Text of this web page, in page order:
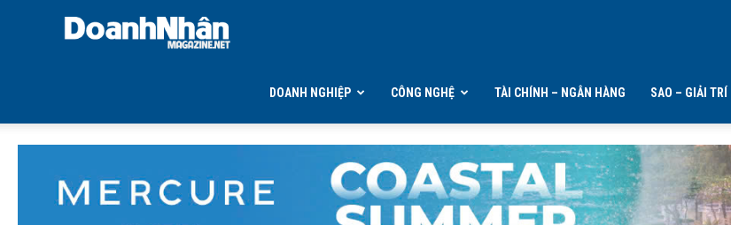
DOANH NGHIỆP CÔNG NGHỆ TÀI CHÍNH – NGÂN HÀNG SAO – GIẢI TRÍ